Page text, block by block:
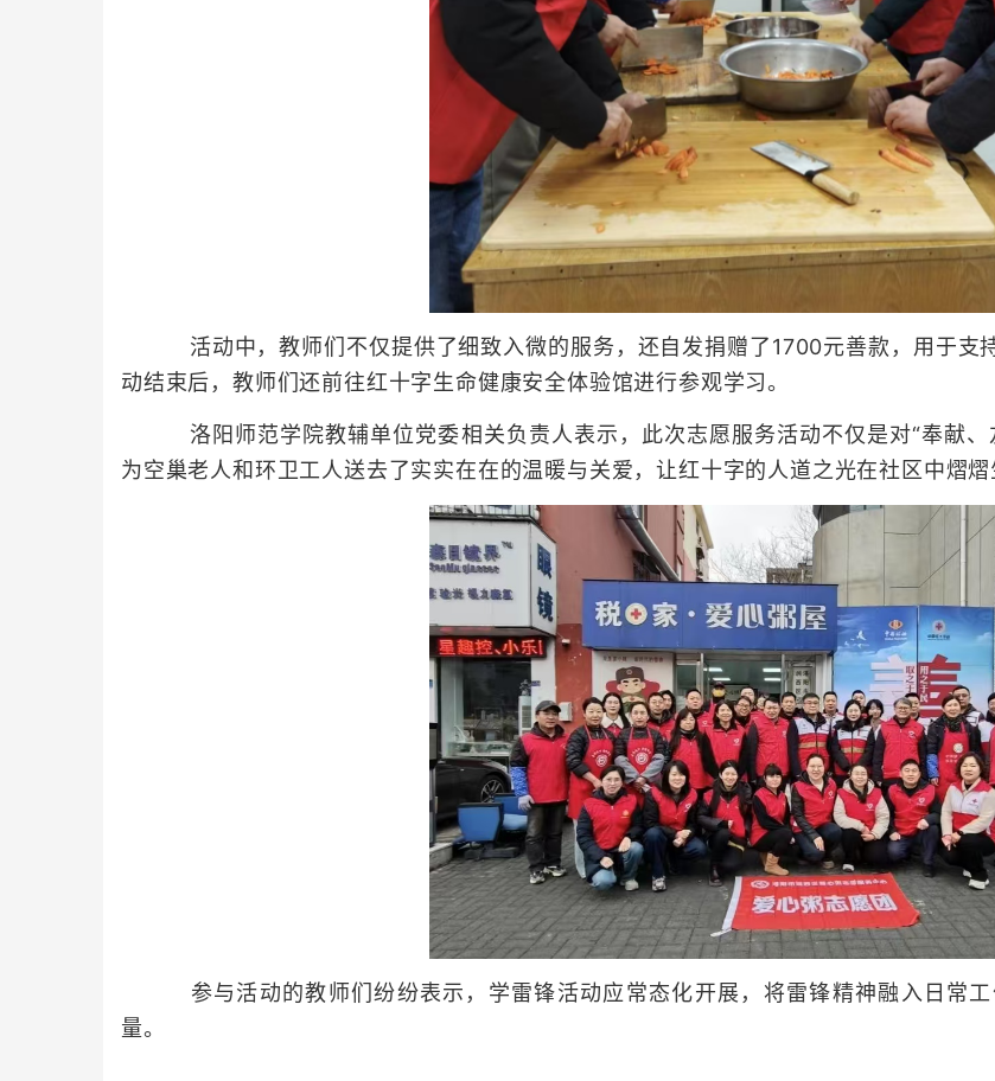
活动中，教师们不仅提供了细致入微的服务，还自发捐赠了1700元善款，用于支
动结束后，教师们还前往红十字生命健康安全体验馆进行参观学习。
洛阳师范学院教辅单位党委相关负责人表示，此次志愿服务活动不仅是对“奉献、
为空巢老人和环卫工人送去了实实在在的温暖与关爱，让红十字的人道之光在社区中熠熠
参与活动的教师们纷纷表示，学雷锋活动应常态化开展，将雷锋精神融入日常工
量。